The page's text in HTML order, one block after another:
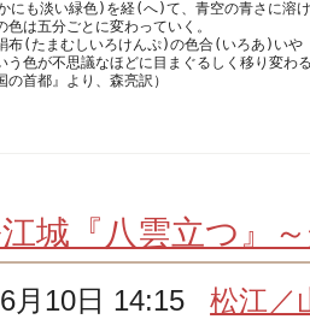
にも淡い緑色)を経(へ)て、青空の青さに溶
色は五分ごとに変わっていく。
布(たまむしいろけんぷ)の色合(いろあ)いや
う色が不思議なほどに目まぐるしく移り変わ
城『八雲立つ』
月10日 14:15松江／